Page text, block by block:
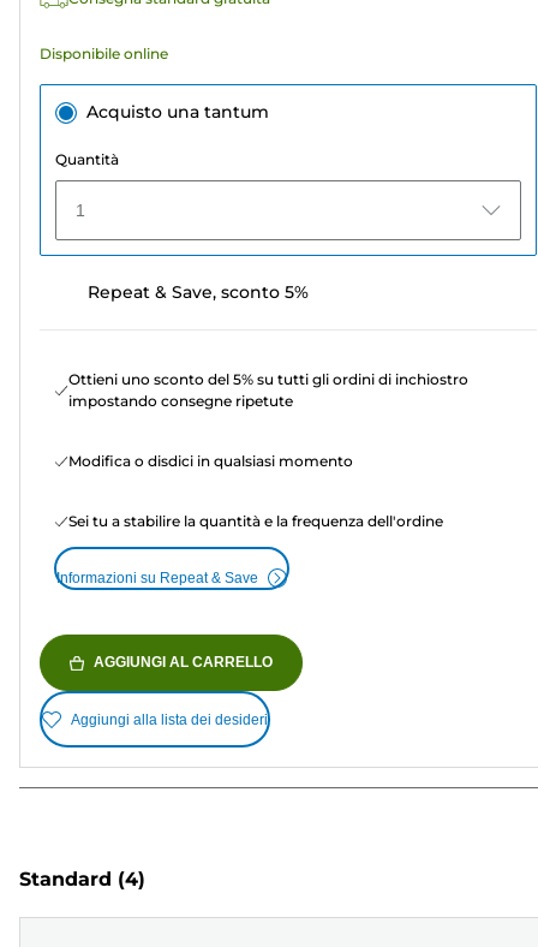
Disponibile online
Acquisto una tantum
Quantità
1
Repeat & Save, sconto 5%
Ottieni uno sconto del 5% su tutti gli ordini di inchiostro
impostando consegne ripetute
Modifica o disdici in qualsiasi momento
Sei tu a stabilire la quantità e la frequenza dell'ordine
Informazioni su Repeat & Save
AGGIUNGI AL CARRELLO
Aggiungi alla lista dei desideri
Standard (4)